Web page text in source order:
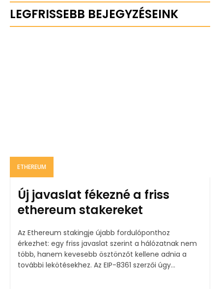
LEGFRISSEBB BEJEGYZÉSEINK
ETHEREUM
Új javaslat fékezné a friss
ethereum stakereket
Az Ethereum stakingje újabb fordulóponthoz
érkezhet: egy friss javaslat szerint a hálózatnak nem
több, hanem kevesebb ösztönzőt kellene adnia a
további lekötésekhez. Az EIP-8361 szerzői úgy...